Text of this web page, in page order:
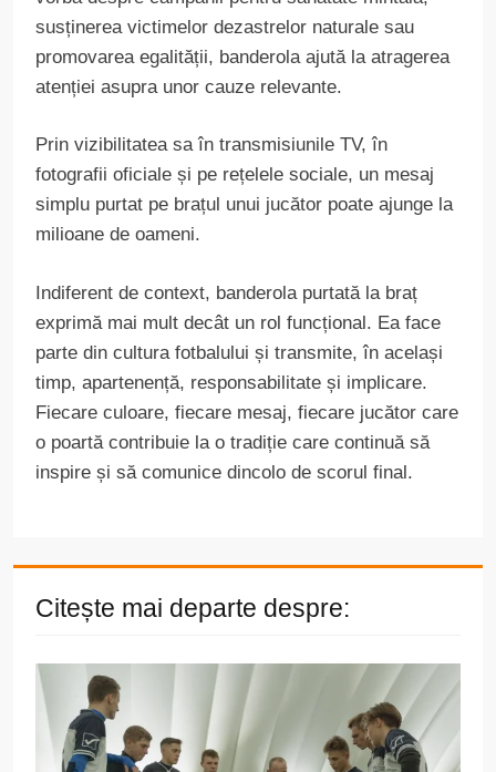
susținerea victimelor dezastrelor naturale sau
promovarea egalității, banderola ajută la atragerea
atenției asupra unor cauze relevante.
Prin vizibilitatea sa în transmisiunile TV, în
fotografii oficiale și pe rețelele sociale, un mesaj
simplu purtat pe brațul unui jucător poate ajunge la
milioane de oameni.
Indiferent de context, banderola purtată la braț
exprimă mai mult decât un rol funcțional. Ea face
parte din cultura fotbalului și transmite, în același
timp, apartenență, responsabilitate și implicare.
Fiecare culoare, fiecare mesaj, fiecare jucător care
o poartă contribuie la o tradiție care continuă să
inspire și să comunice dincolo de scorul final.
Citește mai departe despre: